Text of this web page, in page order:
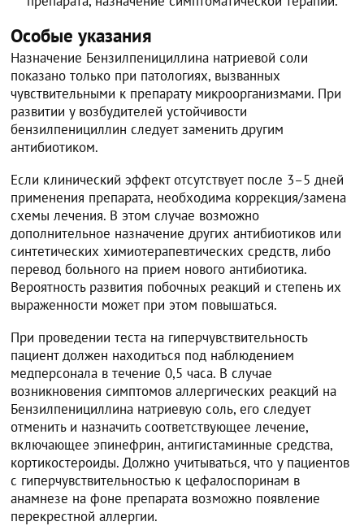
Особые указания
Назначение Бензилпенициллина натриевой соли
показано только при патологиях, вызванных
чувствительными к препарату микроорганизмами. При
развитии у возбудителей устойчивости
бензилпенициллин следует заменить другим
антибиотиком.
Если клинический эффект отсутствует после 3–5 дней
применения препарата, необходима коррекция/замена
схемы лечения. В этом случае возможно
дополнительное назначение других антибиотиков или
синтетических химиотерапевтических средств, либо
перевод больного на прием нового антибиотика.
Вероятность развития побочных реакций и степень их
выраженности может при этом повышаться.
При проведении теста на гиперчувствительность
пациент должен находиться под наблюдением
медперсонала в течение 0,5 часа. В случае
возникновения симптомов аллергических реакций на
Бензилпенициллина натриевую соль, его следует
отменить и назначить соответствующее лечение,
включающее эпинефрин, антигистаминные средства,
кортикостероиды. Должно учитываться, что у пациентов
с гиперчувствительностью к цефалоспоринам в
анамнезе на фоне препарата возможно появление
перекрестной аллергии.